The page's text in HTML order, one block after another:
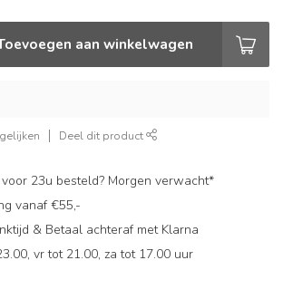
aan winkelwagen
Deel dit product
23u besteld? Morgen verwacht*
vanaf €55,-
& Betaal achteraf met Klarna
vr tot 21.00, za tot 17.00 uur